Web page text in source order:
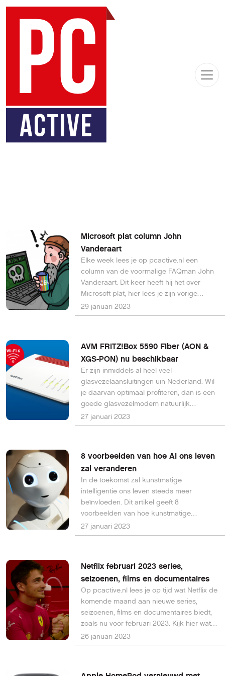
Microsoft plat column John
Vanderaart
Elke week lees je op pcactive.nl een
column van de voormalige FAQman John
Vanderaart. Dit keer heeft hij het over
Microsoft plat, hier lees je zijn vorige
column.
29 januari 2023
AVM FRITZ!Box 5590 Fiber (AON &
XGS-PON) nu beschikbaar
Er zijn inmiddels al heel veel
glasvezelaansluitingen uin Nederland. Wil
je daarvan optimaal profiteren, dan is een
goede glasvezelmodem natuurlijk
belangrijk. Nu is de AVM FRITZ!Box 5590
Fiber (AON & XGS-PON) beschikbaar.
27 januari 2023
8 voorbeelden van hoe AI ons leven
zal veranderen
In de toekomst zal kunstmatige
intelligentie ons leven steeds meer
beïnvloeden. Dit artikel geeft 8
voorbeelden van hoe kunstmatige
intelligentie ons leven in de toekomst zal
veranderen.
27 januari 2023
Netflix februari 2023 series,
seizoenen, films en documentaires
Op pcactive.nl lees je op tijd wat Netflix de
komende maand aan nieuwe series,
seizoenen, films en documentaires biedt,
zoals nu voor februari 2023. Kijk hier wat je
in de januari 2023 nog mag verwachten.
26 januari 2023